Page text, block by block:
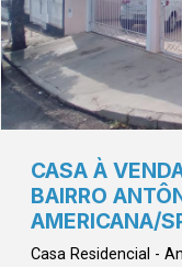
CASA À
BAIRRO
AMERICANA/
Casa Residencial -